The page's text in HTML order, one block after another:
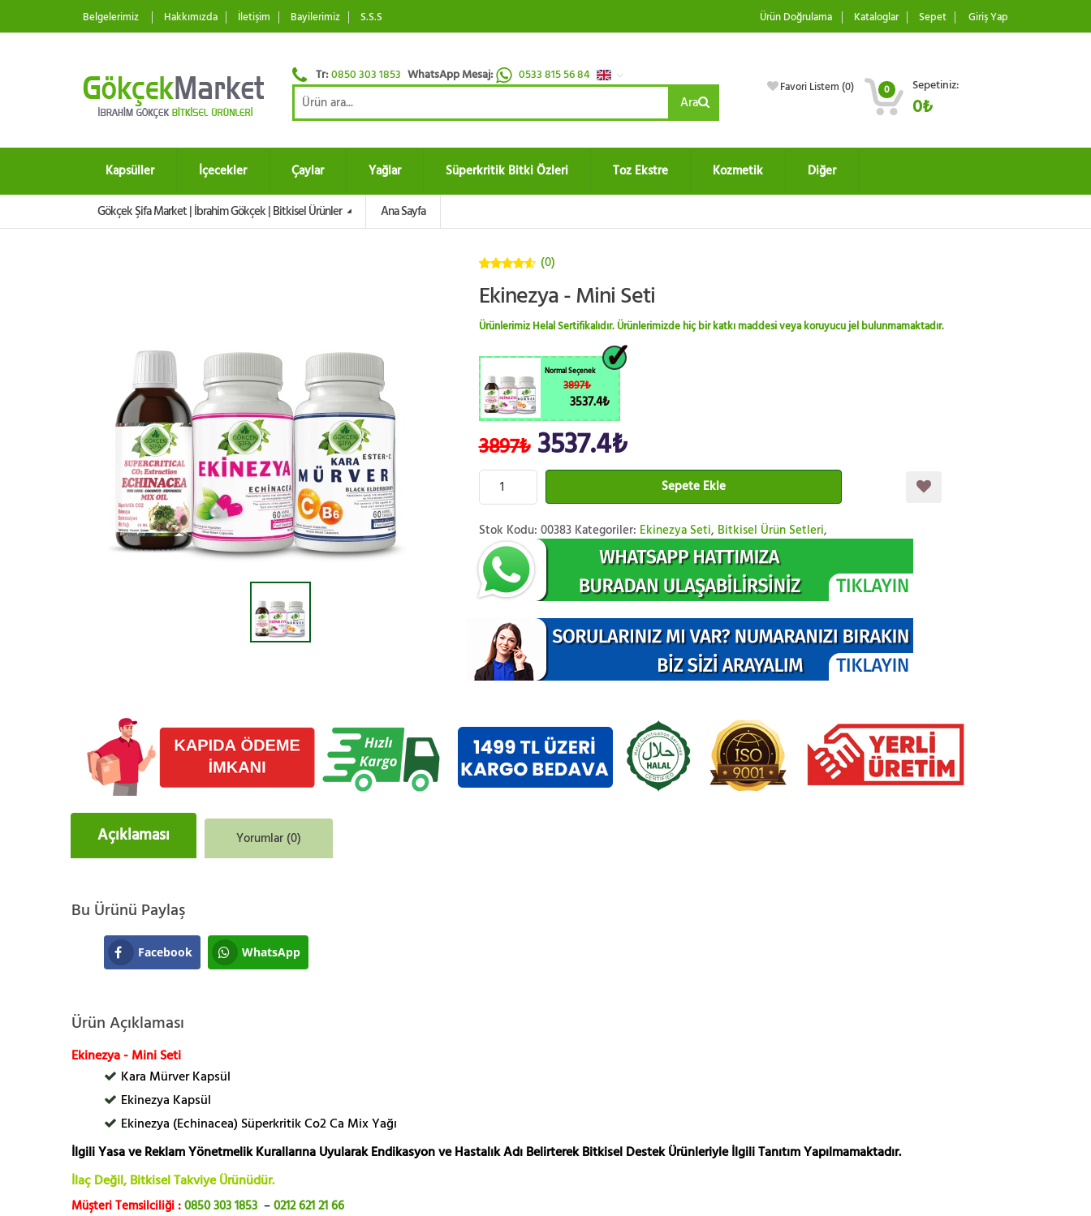
Belgelerimiz Hakkımızda İletişim Bayilerimiz S.S.S Ürün Doğrulama Kataloglar Sepet Giriş Yap
Tr:0850 303 1853 WhatsApp Mesaj: 0533 815 56 84
Ara
Favori Listem (0) 0 Sepetiniz:
0₺
Kapsüller İçecekler Çaylar Yağlar Süperkritik Bitki Özleri Toz Ekstre Kozmetik Diğer
Gökçek Şifa Market | İbrahim Gökçek | Bitkisel Ürünler Ana Sayfa
üzerinden
(0)
Ekinezya - Mini Seti
Ürünlerimiz Helal Sertifikalıdır. Ürünlerimizde hiç bir katkı maddesi veya koruyucu jel bulunmamaktadır.
Normal Seçenek
3897₺
3537.4₺
3897₺3537.4₺
Sepete Ekle
Stok Kodu: 00383 Kategoriler: Ekinezya Seti, Bitkisel Ürün Setleri,
Açıklaması Yorumlar (0)
Bu Ürünü Paylaş
Facebook WhatsApp
Ürün Açıklaması
Ekinezya - Mini Seti
Kara Mürver Kapsül
Ekinezya Kapsül
Ekinezya (Echinacea) Süperkritik Co2 Ca Mix Yağı
İlgili Yasa ve Reklam Yönetmelik Kurallarına Uyularak Endikasyon ve Hastalık Adı Belirterek Bitkisel Destek Ürünleriyle İlgili Tanıtım Yapılmamaktadır.
İlaç Değil, Bitkisel Takviye Ürünüdür.
Müşteri Temsilciliği :0850 303 1853 –0212 621 21 66